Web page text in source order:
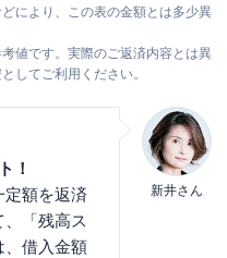
により、この表の金額とは多少異
値です。実際のご返済内容とは異
してご利用ください。
！
定額を返済
、「残高ス
、借入金額
新井さん